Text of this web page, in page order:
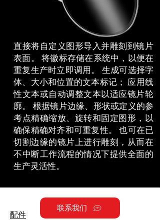
直接将自定义图形导入并雕刻到镜片
表面。 将徽标存储在系统中，以便在
重复生产时立即调用。 生成可选择字
体、大小和位置的文本标记； 应用线
性文本或自动调整文本以适应镜片轮
廓。 根据镜片边缘、形状或定义的参
考点精确缩放、旋转和固定图形，以
确保精确对齐和可重复性。 也可在已
切割边缘的镜片上进行雕刻，从而在
不中断工作流程的情况下提供全面的
生产灵活性。
联系我们
配件